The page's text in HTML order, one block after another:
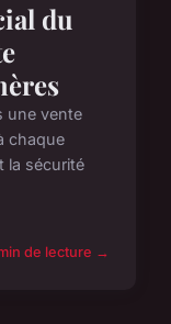
du
une vente
chaque
la sécurité
de lecture →